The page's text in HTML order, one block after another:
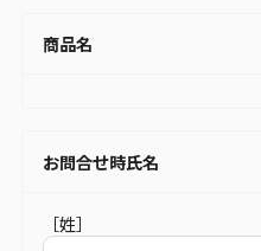
商品名
お問合せ時氏名
［姓］